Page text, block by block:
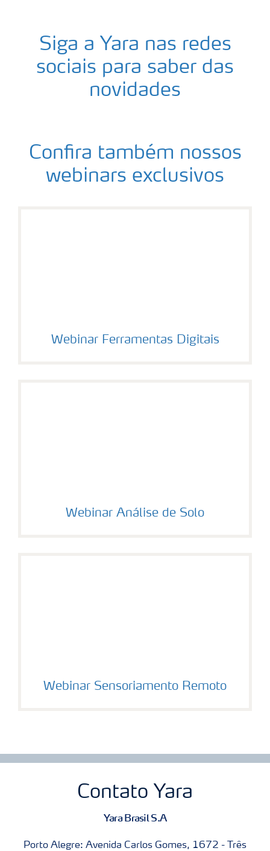
Siga a Yara nas redes
sociais para saber das
novidades
Confira também nossos
webinars exclusivos
Webinar Ferramentas Digitais
Webinar Análise de Solo
Webinar Sensoriamento Remoto
Contato Yara
Yara Brasil S.A
Porto Alegre: Avenida Carlos Gomes, 1672 - Três